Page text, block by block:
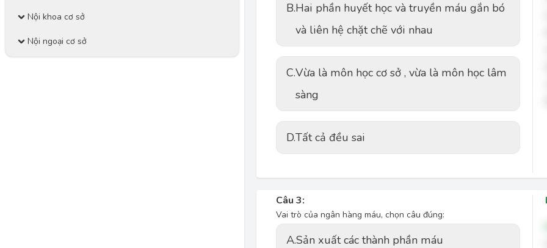
Nội khoa cơ sở
Nội ngoại cơ sở
B.Hai phần huyết học và truyền máu gắn bó
và liên hệ chặt chẽ với nhau
C.Vừa là môn học cơ sở , vừa là môn học lâm
sàng
D.Tất cả đều sai
Câu 3:
Vai trò của ngân hàng máu, chọn câu đúng:
A.Sản xuất các thành phần máu